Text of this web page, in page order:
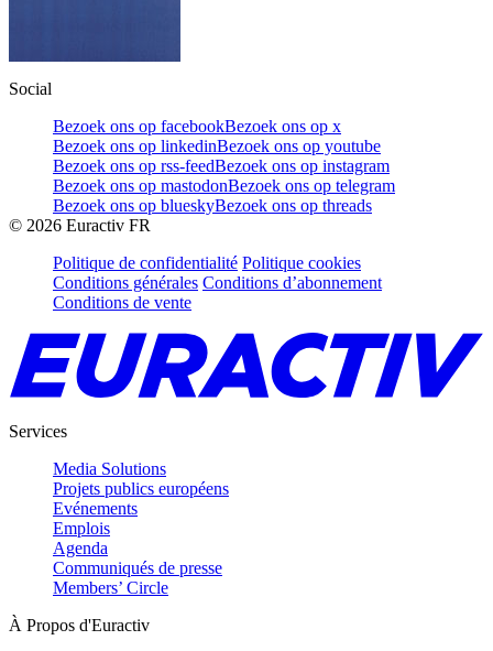
Social
Bezoek ons op facebookBezoek ons op x
Bezoek ons op linkedinBezoek ons op youtube
Bezoek ons op rss-feedBezoek ons op instagram
Bezoek ons op mastodonBezoek ons op telegram
Bezoek ons op blueskyBezoek ons op threads
© 2026 Euractiv FR
Politique de confidentialité Politique cookies
Conditions générales Conditions d’abonnement
Conditions de vente
Services
Media Solutions
Projets publics européens
Evénements
Emplois
Agenda
Communiqués de presse
Members’ Circle
À Propos d'Euractiv